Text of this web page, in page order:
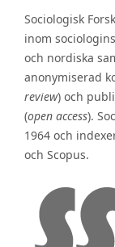
Sociologisk
inom
och nordiska
anonymiserad
review) och
(open access).
1964 och
och Scopus.